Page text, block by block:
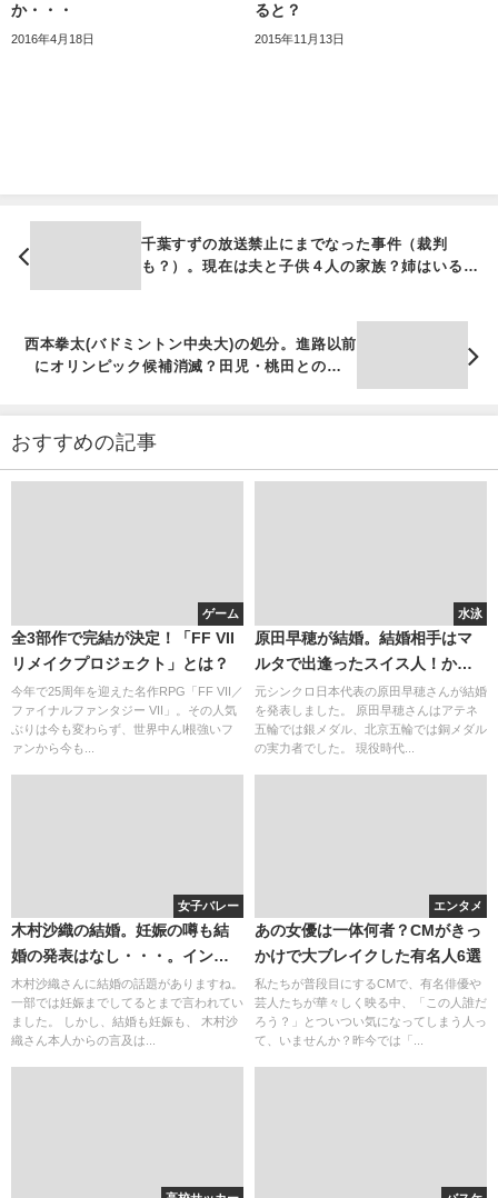
か・・・
2016年4月18日
ると？
2015年11月13日
千葉すずの放送禁止にまでなった事件（裁判
も？）。現在は夫と子供４人の家族？姉はいるの
か・・・
西本拳太(バドミントン中央大)の処分。進路以前
にオリンピック候補消滅？田児・桃田との関係
性。出身校中学と高校
おすすめの記事
ゲーム
全3部作で完結が決定！「FF VII
リメイクプロジェクト」とは？
今年で25周年を迎えた名作RPG「FF VII／
ファイナルファンタジー VII」。その人気
ぶりは今も変わらず、世界中んl根強いフ
ァンから今も...
水泳
原田早穂が結婚。結婚相手はマ
ルタで出逢ったスイス人！かわ
いいシンクロの解説者が登場す
ると？
元シンクロ日本代表の原田早穂さんが結婚
を発表しました。 原田早穂さんはアテネ
五輪では銀メダル、北京五輪では銅メダル
の実力者でした。 現役時代...
女子バレー
木村沙織の結婚。妊娠の噂も結
婚の発表はなし・・・。インス
タグラムとツイッターを覗いた
が
木村沙織さんに結婚の話題がありますね。
一部では妊娠までしてるとまで言われてい
ました。 しかし、結婚も妊娠も、 木村沙
織さん本人からの言及は...
エンタメ
あの女優は一体何者？CMがきっ
かけで大ブレイクした有名人6選
私たちが普段目にするCMで、有名俳優や
芸人たちが華々しく映る中、「この人誰だ
ろう？」とついつい気になってしまう人っ
て、いませんか？昨今では「...